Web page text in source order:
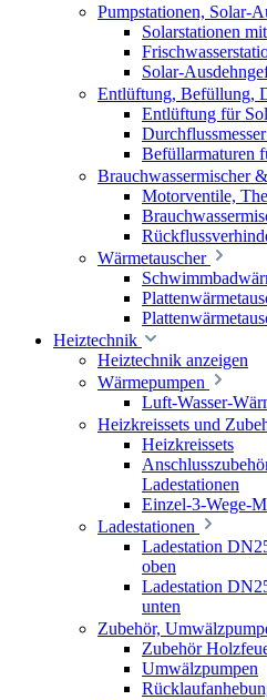
Pumpstationen, Solar-
Solarstationen
Solar-
Entlüftung, Befüllung,
Entlüftung für
Befüllarmaturen
Brauchwassermischer
Motorventile,
Wärmetauscher
Heiztechnik
Heiztechnik anzeigen
Wärmepumpen
Luft-Wasser-
Heizkreissets und
Heizkreissets
Ladestationen
Einzel-3-Wege-
Ladestationen
Ladestation
oben
Ladestation
unten
Zubehör,
Zubehör
Umwälzpumpen